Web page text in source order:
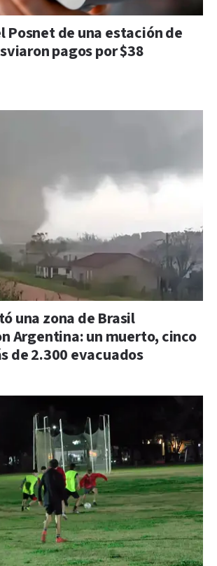
Posnet de una estación de
pagos por $38
una zona de Brasil
Argentina: un muerto, cinco
de 2.300 evacuados